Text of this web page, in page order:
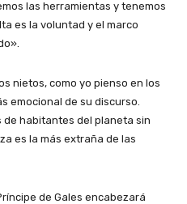
las herramientas y tenemos
es la voluntad y el marco
nietos, como yo pienso en los
emocional de su discurso.
de habitantes del planeta sin
es la más extraña de las
de Gales encabezará